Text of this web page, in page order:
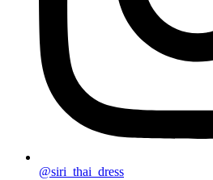
@siri_thai_dress